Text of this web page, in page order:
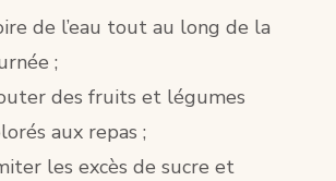
de l’eau tout au long de la
;
des fruits et légumes
aux repas ;
les excès de sucre et